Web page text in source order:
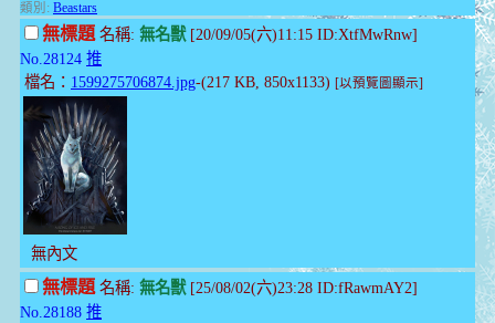
類別: Beastars
無標題名稱: 無名獸[20/09/05(六)11:15 ID:XtfMwRnw]
No.28124 推
檔名： 1599275706874.jpg-(217 KB, 850x1133) [以預覽圖顯示]
無內文
無標題名稱: 無名獸[25/08/02(六)23:28 ID:fRawmAY2]
No.28188 推